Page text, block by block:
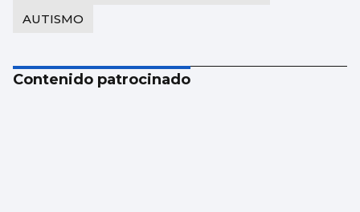
AUTISMO
Contenido patrocinado